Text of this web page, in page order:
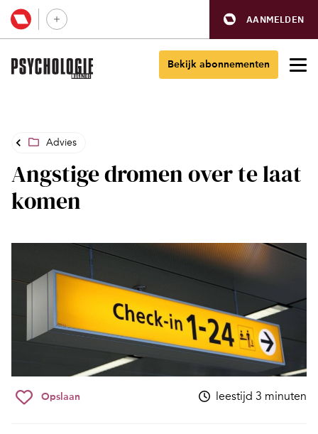
AANMELDEN
Bekijk abonnementen
Advies
Angstige dromen over te laat
komen
Opslaan leestijd 3 minuten